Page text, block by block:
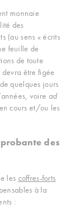
monnaie
des
(au sens « écrits
feuille de
de toute
être figée
quelques jours
voire ad
cours et/ou les
des
les coffres-forts
à la
: